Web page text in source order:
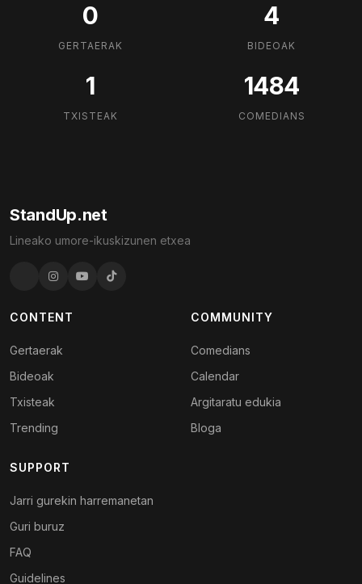
0
GERTAERAK
4
BIDEOAK
1
TXISTEAK
1484
COMEDIANS
StandUp.net
Lineako umore-ikuskizunen etxea
CONTENT
Gertaerak
Bideoak
Txisteak
Trending
COMMUNITY
Comedians
Calendar
Argitaratu edukia
Bloga
SUPPORT
Jarri gurekin harremanetan
Guri buruz
FAQ
Guidelines